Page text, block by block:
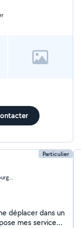
Particulier
Chartres (Saint-jean Rechèvres Bourgneuf)
déplacer dans un